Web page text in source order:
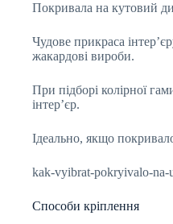
Покривала на кутовий
Чудове прикраса
жакардові вироби.
При підборі колірної
інтер’єр.
Ідеально, якщо
kak-vyibrat-pokryivalo-
Способи кріплення